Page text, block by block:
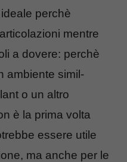
perchè
mentre
a dovere: perchè
ambiente simil-
o un altro
è la prima volta
essere utile
ma anche per le